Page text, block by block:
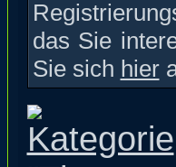
das Sie
Sie sich hier